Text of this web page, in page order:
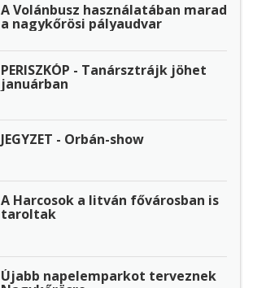
A Volánbusz használatában marad
a nagykőrösi pályaudvar
PERISZKÓP - Tanársztrájk jöhet
januárban
JEGYZET - Orbán-show
A Harcosok a litván fővárosban is
taroltak
Újabb napelemparkot terveznek